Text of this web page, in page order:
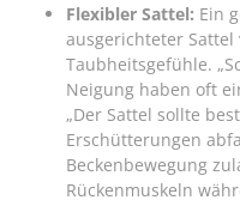
Flexibler Sattel: Ein
ausgerichteter
Taubheitsgefühle.
Neigung haben oft
„Der Sattel sollte
Erschütterungen
Beckenbewegung
Rückenmuskeln